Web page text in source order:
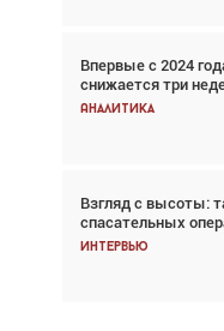
Впервые с 2024
снижается три
Аналитика
Взгляд с высоты:
спасательных
Интервью
Впервые с 2024
снижается три
Аналитика
Частный самолёт
покупке
Интервью